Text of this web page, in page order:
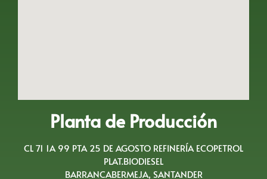
Planta de Producción
CL 71 1A 99 PTA 25 DE AGOSTO REFINERÍA ECOPETROL
PLAT.BIODIESEL
BARRANCABERMEJA, SANTANDER